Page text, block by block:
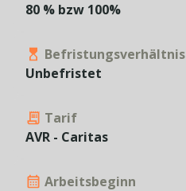
80 % bzw 100%
Befristungsverhältnis
Unbefristet
Tarif
AVR - Caritas
Arbeitsbeginn